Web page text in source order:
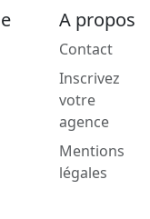
A propos
Contact
Inscrivez
votre
agence
Mentions
légales